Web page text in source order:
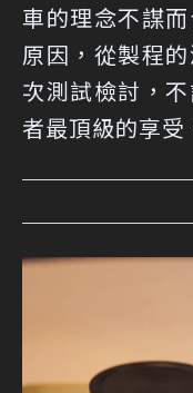
車的理念不謀
原因，從製程
次測試檢討，
者最頂級的享受